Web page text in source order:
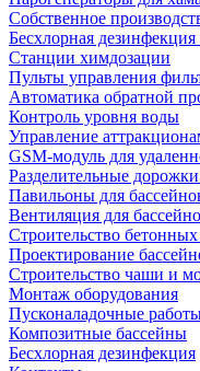
Собственное
Беcхлорная
Станции химдозации
Пульты управления
Автоматика обратной
Контроль уровня воды
Управление
GSM-модуль для
Разделительные
Павильоны для
Вентиляция для
Строительство бетонных
Проектирование
Строительство чаши и
Монтаж оборудования
Пусконаладочные
Композитные бассейны
Бесхлорная дезинфекция